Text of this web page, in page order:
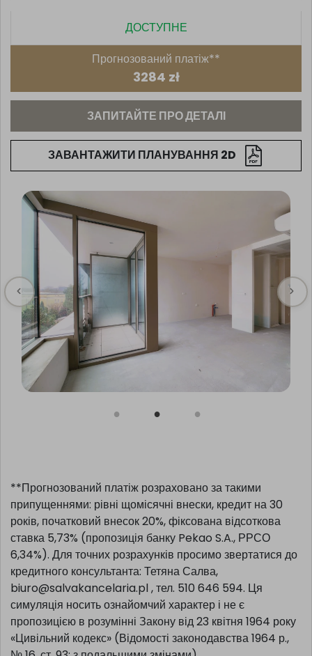
ДОСТУПНЕ
Прогнозований платіж**
3284 zł
ЗАПИТАЙТЕ ПРО ДЕТАЛІ
ЗАВАНТАЖИТИ ПЛАНУВАННЯ 2D
**Прогнозований платіж розраховано за такими
припущеннями: рівні щомісячні внески, кредит на 30
років, початковий внесок 20%, фіксована відсоткова
ставка 5,73% (пропозиція банку Pekao S.A., РРСО
6,34%). Для точних розрахунків просимо звертатися до
кредитного консультанта: Тетяна Салва,
biuro@salvakancelaria.pl , тел. 510 646 594. Ця
симуляція носить ознайомчий характер і не є
пропозицією в розумінні Закону від 23 квітня 1964 року
«Цивільний кодекс» (Відомості законодавства 1964 р.,